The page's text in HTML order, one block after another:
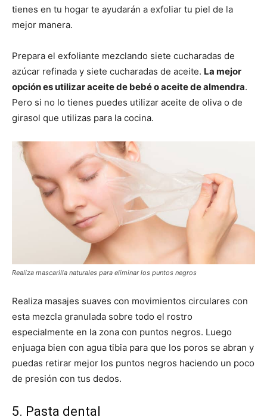
tienes en tu hogar te ayudarán a exfoliar tu piel de la
mejor manera.
Prepara el exfoliante mezclando siete cucharadas de
azúcar refinada y siete cucharadas de aceite. La mejor
opción es utilizar aceite de bebé o aceite de almendra.
Pero si no lo tienes puedes utilizar aceite de oliva o de
girasol que utilizas para la cocina.
Realiza mascarilla naturales para eliminar los puntos negros
Realiza masajes suaves con movimientos circulares con
esta mezcla granulada sobre todo el rostro
especialmente en la zona con puntos negros. Luego
enjuaga bien con agua tibia para que los poros se abran y
puedas retirar mejor los puntos negros haciendo un poco
de presión con tus dedos.
5. Pasta dental